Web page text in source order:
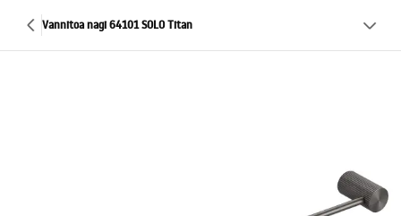
Vannitoa nagi 64101 SOLO Titan